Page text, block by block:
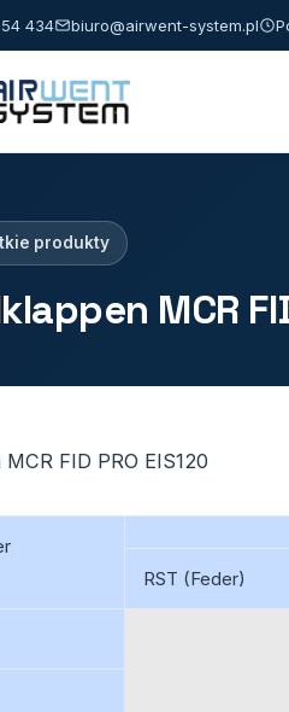
434 biuro@airwent-system.pl
produkty
MCR
FID PRO EIS120
RST (Feder)